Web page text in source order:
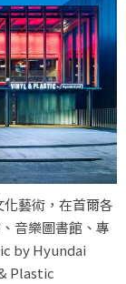
藝術，在首爾各
音樂圖書館、專
by Hyundai
Plastic